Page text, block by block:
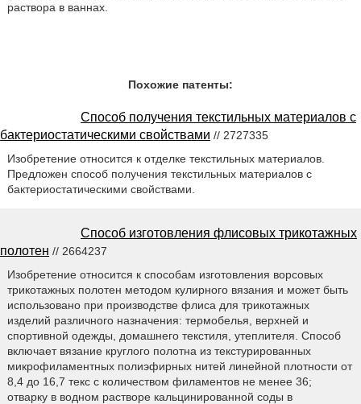
раствора в ваннах.
Похожие патенты:
Способ получения текстильных материалов с
бактериостатическими свойствами // 2727335
Изобретение относится к отделке текстильных материалов.
Предложен способ получения текстильных материалов с
бактериостатическими свойствами.
Способ изготовления флисовых трикотажных
полотен // 2664237
Изобретение относится к способам изготовления ворсовых
трикотажных полотен методом кулирного вязания и может быть
использовано при производстве флиса для трикотажных
изделий различного назначения: термобелья, верхней и
спортивной одежды, домашнего текстиля, утеплителя. Способ
включает вязание круглого полотна из текстурированных
микрофиламентных полиэфирных нитей линейной плотности от
8,4 до 16,7 текс с количеством филаментов не менее 36;
отварку в водном растворе кальцинированной соды в